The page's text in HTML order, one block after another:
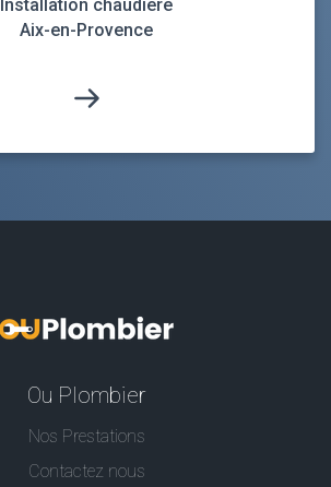
Installation chaudiere
Aix-en-Provence
Ou Plombier
Nos Prestations
Contactez nous